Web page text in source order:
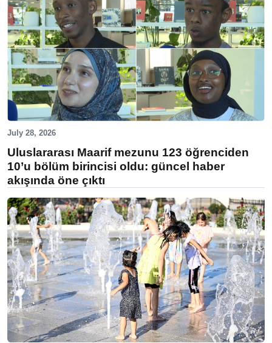
July 28, 2026
Uluslararası Maarif mezunu 123 öğrenciden
10’u bölüm birincisi oldu: güncel haber
akışında öne çıktı